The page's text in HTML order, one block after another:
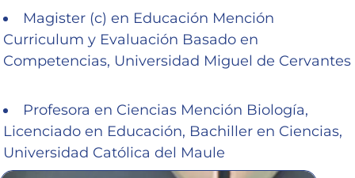
Magister (c) en Educación Mención
Curriculum y Evaluación Basado en
Competencias, Universidad Miguel de Cervantes
Profesora en Ciencias Mención Biología,
Licenciado en Educación, Bachiller en Ciencias,
Universidad Católica del Maule